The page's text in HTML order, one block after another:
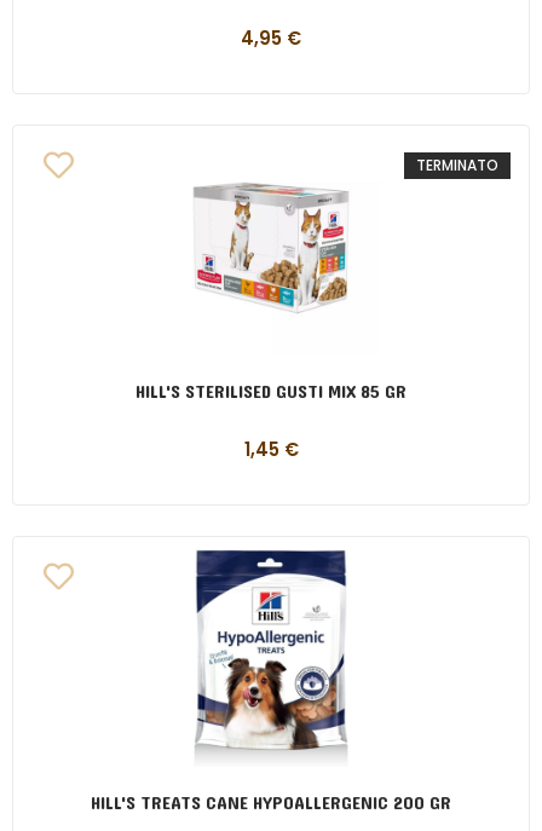
4,95 €
TERMINATO
HILL'S STERILISED GUSTI MIX 85 GR
1,45 €
HILL'S TREATS CANE HYPOALLERGENIC 200 GR